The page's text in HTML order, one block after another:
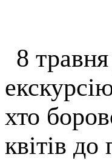
8
хто
квітів